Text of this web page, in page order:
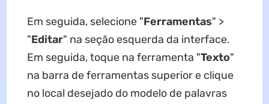
Em seguida, selecione "Ferramentas" >
"Editar" na seção esquerda da interface.
Em seguida, toque na ferramenta "Texto"
na barra de ferramentas superior e clique
no local desejado do modelo de palavras